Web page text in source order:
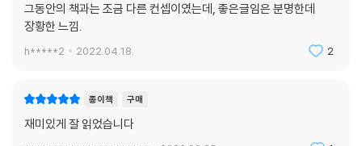
그동안의 책과는 조금 다른 컨셉이였는데, 좋은글임은 분명한데
장황한 느낌.
h*****2 2022.04.18. 2
종이책 구매
재미있게 잘 읽었습니다